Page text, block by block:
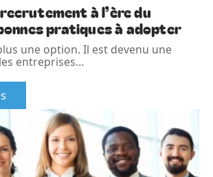
à l’ère du
pratiques à adopter
une option. Il est devenu une
entreprises…